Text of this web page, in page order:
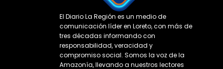
El Diario La Región es un medio de
comunicación líder en Loreto, con más de
tres décadas informando con
responsabilidad, veracidad y
compromiso social. Somos la voz de la
Amazonía, llevando a nuestros lectores